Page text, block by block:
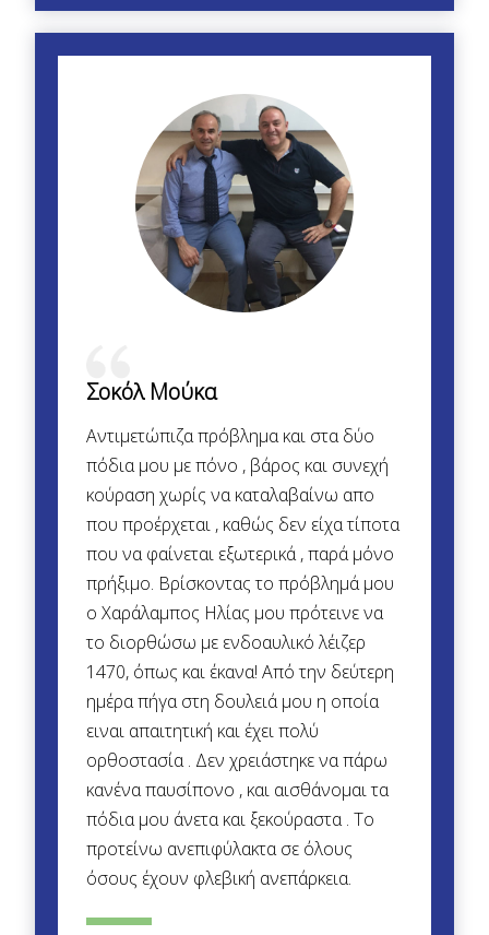
Σοκόλ Μούκα
Αντιμετώπιζα πρόβλημα και στα δύο
πόδια μου με πόνο , βάρος και συνεχή
κούραση χωρίς να καταλαβαίνω απο
που προέρχεται , καθώς δεν είχα τίποτα
που να φαίνεται εξωτερικά , παρά μόνο
πρήξιμο. Βρίσκοντας το πρόβλημά μου
ο Χαράλαμπος Ηλίας μου πρότεινε να
το διορθώσω με ενδοαυλικό λέιζερ
1470, όπως και έκανα! Από την δεύτερη
ημέρα πήγα στη δουλειά μου η οποία
ειναι απαιτητική και έχει πολύ
ορθοστασία . Δεν χρειάστηκε να πάρω
κανένα παυσίπονο , και αισθάνομαι τα
πόδια μου άνετα και ξεκούραστα . Το
προτείνω ανεπιφύλακτα σε όλους
όσους έχουν φλεβική ανεπάρκεια.